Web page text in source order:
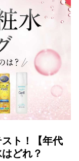
ト！【年代
どれ？